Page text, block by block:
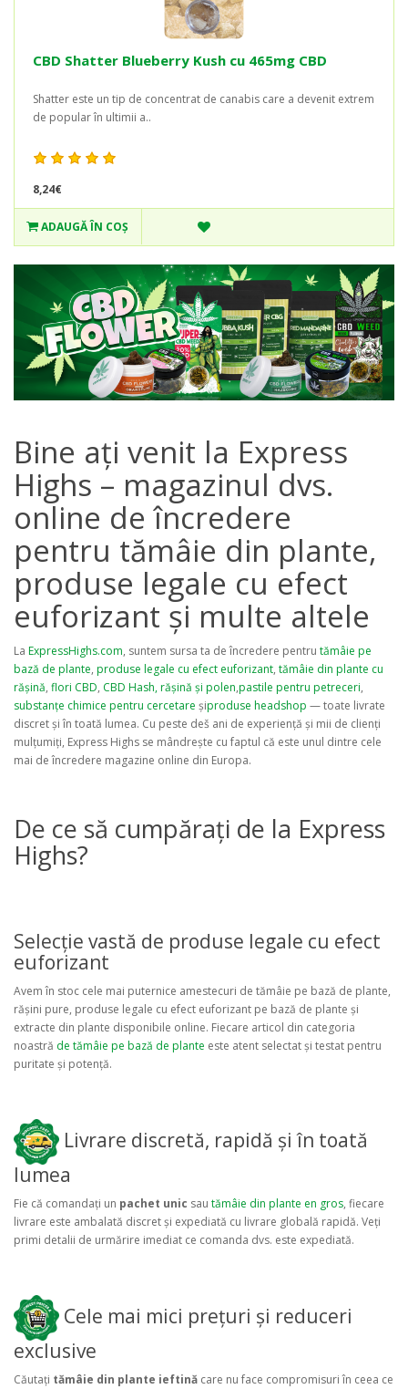
CBD Shatter Blueberry Kush cu 465mg CBD
Shatter este un tip de concentrat de canabis care a devenit extrem
de popular în ultimii a..
8,24€
ADAUGĂ ÎN COŞ
Bine ați venit la Express
Highs – magazinul dvs.
online de încredere
pentru tămâie din plante,
produse legale cu efect
euforizant și multe altele
La ExpressHighs.com, suntem sursa ta de încredere pentru tămâie pe
bază de plante, produse legale cu efect euforizant, tămâie din plante cu
rășină, flori CBD, CBD Hash, rășină și polen,pastile pentru petreceri,
substanțe chimice pentru cercetare șiproduse headshop — toate livrate
discret și în toată lumea. Cu peste deš ani de experiență și mii de clienți
mulțumiți, Express Highs se mândrește cu faptul că este unul dintre cele
mai de încredere magazine online din Europa.
De ce să cumpărați de la Express
Highs?
Selecție vastă de produse legale cu efect
euforizant
Avem în stoc cele mai puternice amestecuri de tămâie pe bază de plante,
rășini pure, produse legale cu efect euforizant pe bază de plante și
extracte din plante disponibile online. Fiecare articol din categoria
noastră de tămâie pe bază de plante este atent selectat și testat pentru
puritate și potență.
Livrare discretă, rapidă și în toată
lumea
Fie că comandați un pachet unic sau tămâie din plante en gros, fiecare
livrare este ambalată discret și expediată cu livrare globală rapidă. Veți
primi detalii de urmărire imediat ce comanda dvs. este expediată.
Cele mai mici prețuri și reduceri
exclusive
Căutați tămâie din plante ieftină care nu face compromisuri în ceea ce